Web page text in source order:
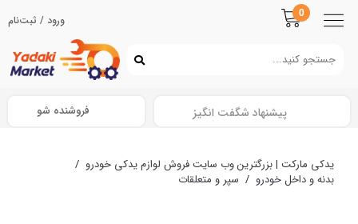
0 ورود / ثبت‌نام
پیشنهاد شگفت انگیز فروشنده شو
یدکی مارکت | بزرگترین وب سایت فروش لوازم یدکی خودرو /
بدنه و داخل خودرو / سپر و متعلقات